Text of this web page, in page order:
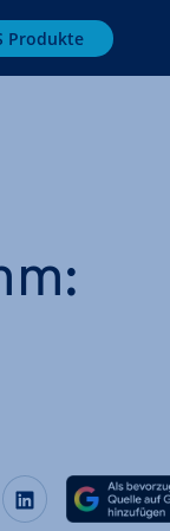
Produkte
teilen
Twitter
Auf